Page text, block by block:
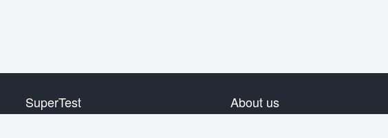
SuperTest About us